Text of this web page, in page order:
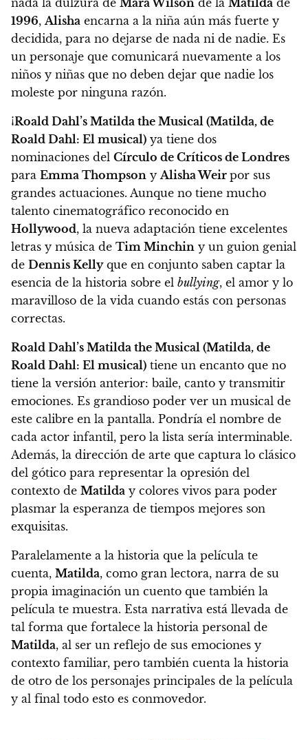
nada la dulzura de Mara Wilson de la Matilda de
1996,Alisha encarna a la niña aún más fuerte y
decidida, para no dejarse de nada ni de nadie. Es
un personaje que comunicará nuevamente a los
niños y niñas que no deben dejar que nadie los
moleste por ninguna razón.
¡Roald Dahl’s Matilda the Musical (Matilda, de
Roald Dahl: El musical) ya tiene dos
nominaciones del Círculo de Críticos de Londres
para Emma Thompson yAlisha Weir por sus
grandes actuaciones. Aunque no tiene mucho
talento cinematográfico reconocido en
Hollywood, la nueva adaptación tiene excelentes
letras y música de Tim Minchin y un guion genial
de Dennis Kellyque en conjunto saben captar la
esencia de la historia sobre el bullying, el amor y lo
maravilloso de la vida cuando estás con personas
correctas.
Roald Dahl’s Matilda the Musical (Matilda, de
Roald Dahl: El musical) tiene un encanto que no
tiene la versión anterior: baile, canto y transmitir
emociones. Es grandioso poder ver un musical de
este calibre en la pantalla. Pondría el nombre de
cada actor infantil, pero la lista sería interminable.
Además, la dirección de arte que captura lo clásico
del gótico para representar la opresión del
contexto de Matilda y colores vivos para poder
plasmar la esperanza de tiempos mejores son
exquisitas.
Paralelamente a la historia que la película te
cuenta, Matilda, como gran lectora, narra de su
propia imaginación un cuento que también la
película te muestra. Esta narrativa está llevada de
tal forma que fortalece la historia personal de
Matilda, al ser un reflejo de sus emociones y
contexto familiar, pero también cuenta la historia
de otro de los personajes principales de la película
y al final todo esto es conmovedor.